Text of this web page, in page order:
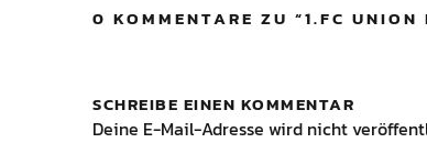
0 KOMMENTARE ZU “1.FC UNION
SCHREIBE EINEN KOMMENTAR
Deine E-Mail-Adresse wird nicht